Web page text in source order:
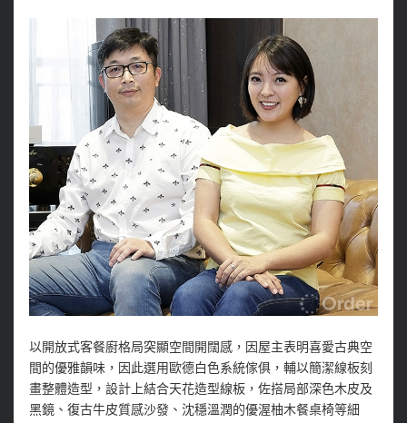
以開放式客餐廚格局突顯空間開闊感，因屋主表明喜愛古典空
間的優雅韻味，因此選用歐德白色系統傢俱，輔以簡潔線板刻
畫整體造型，設計上結合天花造型線板，佐搭局部深色木皮及
黑鏡、復古牛皮質感沙發、沈穩溫潤的優渥柚木餐桌椅等細